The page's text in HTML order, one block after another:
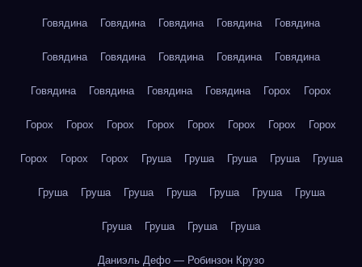
Говядина Говядина Говядина Говядина Говядина
Говядина Говядина Говядина Говядина Говядина
Говядина Говядина Говядина Говядина Горох Горох
Горох Горох Горох Горох Горох Горох Горох Горох
Горох Горох Горох Груша Груша Груша Груша Груша
Груша Груша Груша Груша Груша Груша Груша
Груша Груша Груша Груша
Даниэль Дефо — Робинзон Крузо